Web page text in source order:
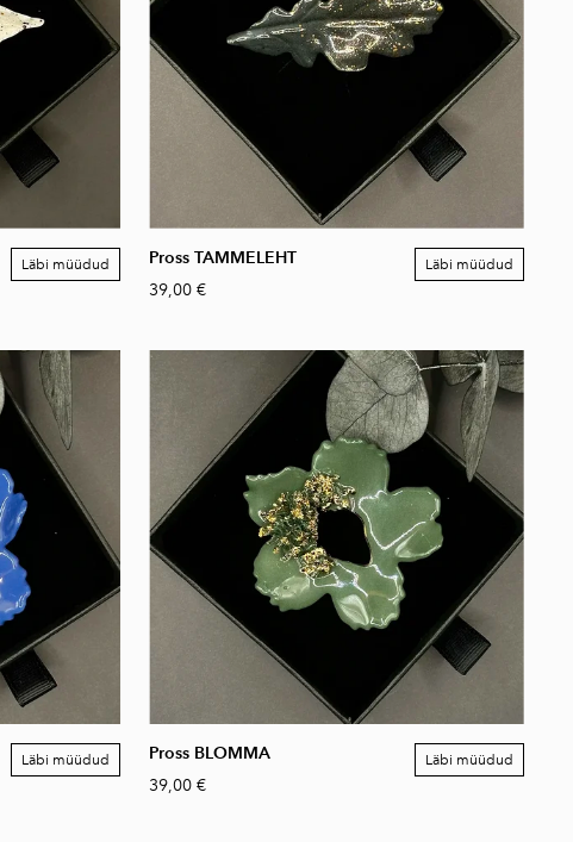
Läbi müüdud
Pross TAMMELEHT
39,00 €
Läbi müüdud
Läbi müüdud
Pross BLOMMA
39,00 €
Läbi müüdud